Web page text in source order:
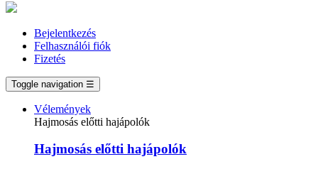
Bejelentkezés
Felhasználói fiók
Fizetés
Toggle navigation ☰
Vélemények
Hajmosás előtti hajápolók
Hajmosás előtti hajápolók